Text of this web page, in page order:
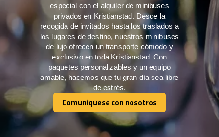
especial con el alquiler de minibuses
privados en Kristianstad. Desde la
recogida de invitados hasta los traslados a
los lugares de destino, nuestros minibuses
de lujo ofrecen un transporte cómodo y
exclusivo en toda Kristianstad. Con
paquetes personalizables y un equipo
amable, hacemos que tu gran día sea libre
de estrés.
Comuníquese con nosotros
Comuníquese con nosotros